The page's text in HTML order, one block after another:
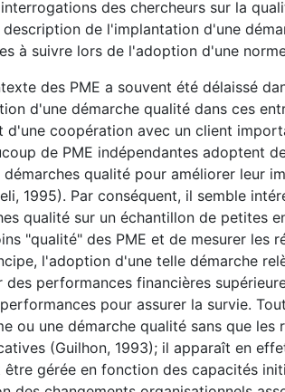
des chercheurs sur la
de l'implantation d'une
à suivre lors de l'adoption d'une
des PME a souvent été délaissé
d'une démarche qualité dans ces
d'une coopération avec un client
de PME indépendantes adoptent
qualité pour améliorer leur
1995). Par conséquent, il semble
qualité sur un échantillon de petites
"qualité" des PME et de mesurer les
l'adoption d'une telle démarche
performances financières
pour assurer la survie.
ou une démarche qualité sans que les
(Guilhon, 1993); il apparaît en
gérée en fonction des capacités